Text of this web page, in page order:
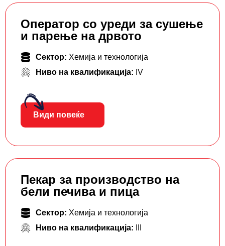
Оператор со уреди за сушење
и парење на дрвото
Сектор: Хемија и технологија
Ниво на квалификација: IV
Види повеќе
Пекар за производство на
бели печива и пица
Сектор: Хемија и технологија
Ниво на квалификација: